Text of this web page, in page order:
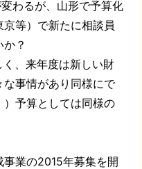
わるが、山形で予算化
等）で新たに相談員
？
、来年度は新しい財
事情があり同様にで
予算としては同様の
事業の2015年募集を開